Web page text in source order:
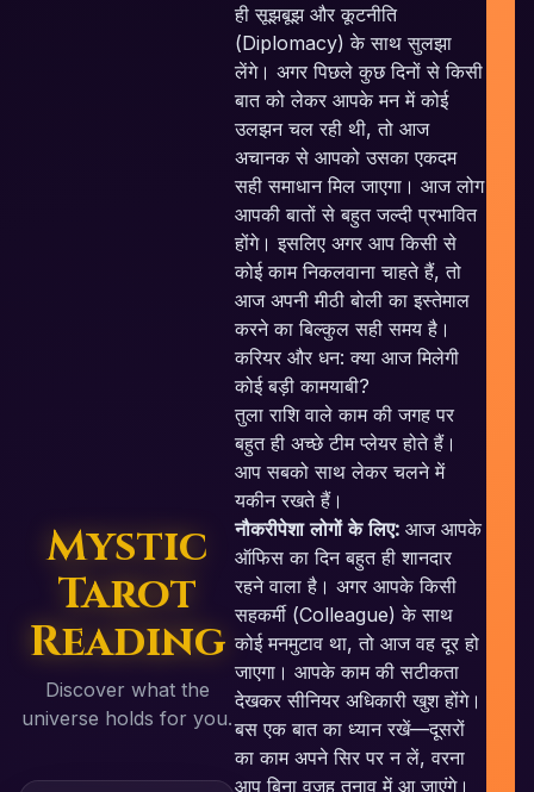
Mystic
Tarot
Reading
Discover what the
universe holds for you.
ही सूझबूझ और कूटनीति
(Diplomacy) के साथ सुलझा
लेंगे। अगर पिछले कुछ दिनों से किसी
बात को लेकर आपके मन में कोई
उलझन चल रही थी, तो आज
अचानक से आपको उसका एकदम
सही समाधान मिल जाएगा। आज लोग
आपकी बातों से बहुत जल्दी प्रभावित
होंगे। इसलिए अगर आप किसी से
कोई काम निकलवाना चाहते हैं, तो
आज अपनी मीठी बोली का इस्तेमाल
करने का बिल्कुल सही समय है।
करियर और धन: क्या आज मिलेगी
कोई बड़ी कामयाबी?
तुला राशि वाले काम की जगह पर
बहुत ही अच्छे टीम प्लेयर होते हैं।
आप सबको साथ लेकर चलने में
यकीन रखते हैं।
नौकरीपेशा लोगों के लिए: आज आपके
ऑफिस का दिन बहुत ही शानदार
रहने वाला है। अगर आपके किसी
सहकर्मी (Colleague) के साथ
कोई मनमुटाव था, तो आज वह दूर हो
जाएगा। आपके काम की सटीकता
देखकर सीनियर अधिकारी खुश होंगे।
बस एक बात का ध्यान रखें—दूसरों
का काम अपने सिर पर न लें, वरना
आप बिना वजह तनाव में आ जाएंगे।